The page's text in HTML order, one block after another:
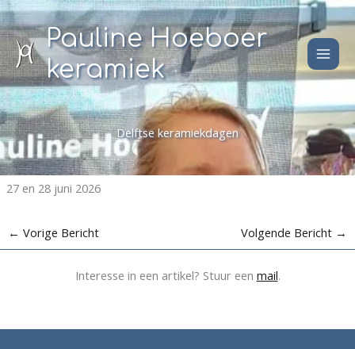
Ga
naar
de
inhoud
Pauline Hoeboer
keramiek
Delftse keramiekdagen
27 en 28 juni 2026
← Vorige Bericht Volgende Bericht →
Interesse in een artikel? Stuur een mail.